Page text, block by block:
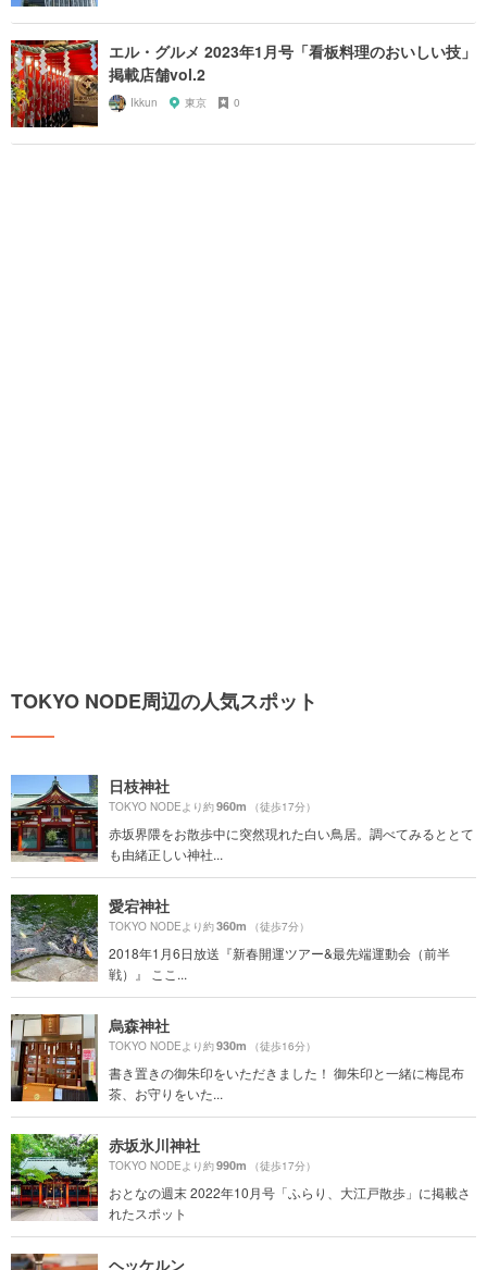
エル・グルメ 2023年1月号「看板料理のおいしい技」
掲載店舗vol.2
Ikkun 東京 0
TOKYO NODE周辺の人気スポット
日枝神社
TOKYO NODEより約960m （徒歩17分）
赤坂界隈をお散歩中に突然現れた白い鳥居。調べてみるととて
も由緒正しい神社...
愛宕神社
TOKYO NODEより約360m （徒歩7分）
2018年1月6日放送『新春開運ツアー&最先端運動会（前半
戦）』 ここ...
烏森神社
TOKYO NODEより約930m （徒歩16分）
書き置きの御朱印をいただきました！ 御朱印と一緒に梅昆布
茶、お守りをいた...
赤坂氷川神社
TOKYO NODEより約990m （徒歩17分）
おとなの週末 2022年10月号「ふらり、大江戸散歩」に掲載さ
れたスポット
ヘッケルン